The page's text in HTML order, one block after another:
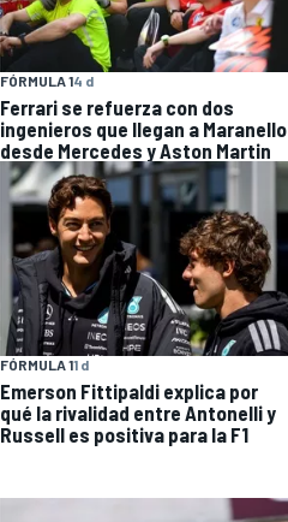
FÓRMULA 14 d
Ferrari se refuerza con dos
ingenieros que llegan a Maranello
desde Mercedes y Aston Martin
FÓRMULA 11 d
Emerson Fittipaldi explica por
qué la rivalidad entre Antonelli y
Russell es positiva para la F1